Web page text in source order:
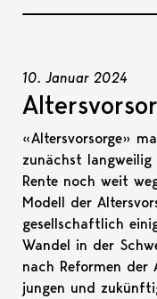
10. Januar 2024
«Altersvorsorge»
zunächst
Rente noch weit
Modell der
gesellschaftlich
Wandel in der
nach Reformen der
jungen und